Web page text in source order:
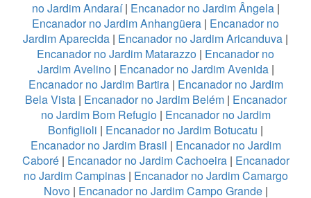
no Jardim Andaraí| Encanador no Jardim Ângela|
Encanador no Jardim Anhangüera | Encanador no
Jardim Aparecida | Encanador no Jardim Aricanduva |
Encanador no Jardim Matarazzo | Encanador no
Jardim Avelino| Encanador no Jardim Avenida|
Encanador no Jardim Bartira| Encanador no Jardim
Bela Vista| Encanador no Jardim Belém| Encanador
no Jardim Bom Refugio| Encanador no Jardim
Bonfiglioli | Encanador no Jardim Botucatu |
Encanador no Jardim Brasil | Encanador no Jardim
Caboré| Encanador no Jardim Cachoeira| Encanador
no Jardim Campinas| Encanador no Jardim Camargo
Novo| Encanador no Jardim Campo Grande|